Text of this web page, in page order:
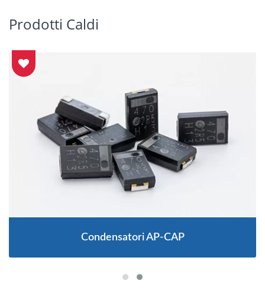
Prodotti Caldi
Condensatori AP-CAP